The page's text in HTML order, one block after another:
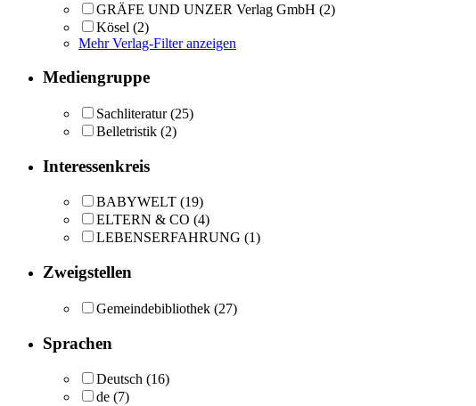
GRÄFE UND UNZER Verlag GmbH (2)
Kösel (2)
Mehr Verlag-Filter anzeigen
Mediengruppe
Sachliteratur (25)
Belletristik (2)
Interessenkreis
BABYWELT (19)
ELTERN & CO (4)
LEBENSERFAHRUNG (1)
Zweigstellen
Gemeindebibliothek (27)
Sprachen
Deutsch (16)
de (7)